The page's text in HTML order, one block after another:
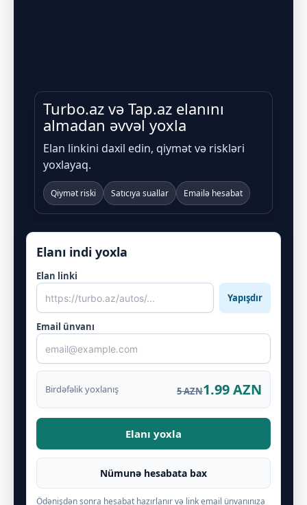
Turbo.az və Tap.az elanını
almadan əvvəl yoxla
Elan linkini daxil edin, qiymət və riskləri
yoxlayaq.
Qiymət riski Satıcıya suallar Emailə hesabat
Elanı indi yoxla
Elan linki
Yapışdır
Email ünvanı
Birdəfəlik yoxlanış 5 AZN1.99 AZN
Elanı yoxla
Nümunə hesabata bax
Ödənişdən sonra hesabat hazırlanır və link email ünvanınıza